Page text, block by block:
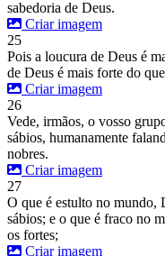
sabedoria de Deus.
Criar imagem
25
Pois a loucura de Deus é
de Deus é mais forte do
Criar imagem
26
Vede, irmãos, o vosso
sábios, humanamente
nobres.
Criar imagem
27
O que é estulto no mundo,
sábios; e o que é fraco no
os fortes;
Criar imagem